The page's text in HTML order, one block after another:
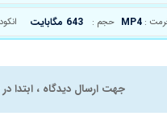
:
MP4 حجم : 643 مگابایت
جهت ارسال دیدگاه ، ابتدا